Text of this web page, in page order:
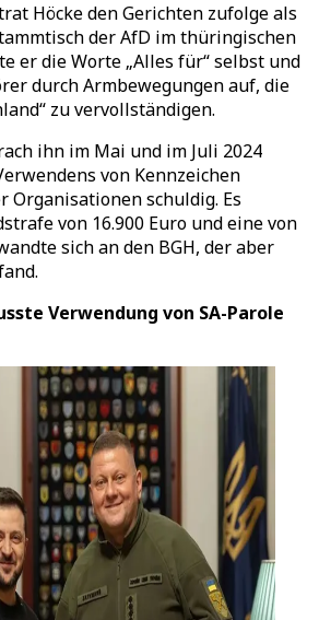
Höcke den Gerichten zufolge als
der AfD im thüringischen
er die Worte „Alles für“ selbst und
durch Armbewegungen auf, die
zu vervollständigen.
ihn im Mai und im Juli 2024
von Kennzeichen
Organisationen schuldig. Es
von 16.900 Euro und eine von
sich an den BGH, der aber
Verwendung von SA-Parole